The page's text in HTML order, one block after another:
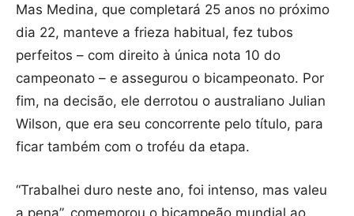
Mas Medina, que completará 25 anos no próximo
dia 22, manteve a frieza habitual, fez tubos
perfeitos – com direito à única nota 10 do
campeonato – e assegurou o bicampeonato. Por
fim, na decisão, ele derrotou o australiano Julian
Wilson, que era seu concorrente pelo título, para
ficar também com o troféu da etapa.
“Trabalhei duro neste ano, foi intenso, mas valeu
a pena”, comemorou o bicampeão mundial ao